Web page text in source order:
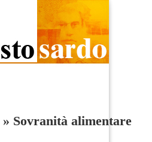
» Sovranità alimentare